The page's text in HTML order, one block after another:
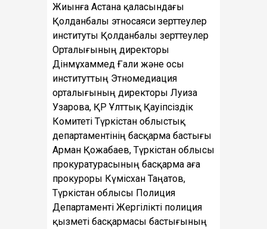
Жиынға Астана қаласындағы
Қолданбалы этносаяси зерттеулер
институты Қолданбалы зерттеулер
Орталығының директоры
Дінмұхаммед Ғали және осы
институттың Этномедиация
орталығының директоры Луиза
Узарова, ҚР Ұлттық Қауіпсіздік
Комитеті Түркістан облыстық
департаментінің басқарма бастығы
Арман Қожабаев, Түркістан облысы
прокуратурасының басқарма аға
прокуроры Күмісхан Таңатов,
Түркістан облысы Полиция
Департаменті Жергілікті полиция
қызметі басқармасы бастығының